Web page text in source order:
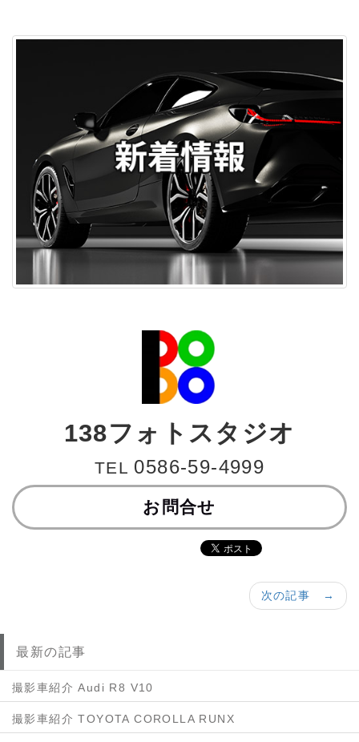
138フォトスタジオ
TEL 0586-59-4999
お問合せ
次の記事 →
最新の記事
撮影車紹介 Audi R8 V10
撮影車紹介 TOYOTA COROLLA RUNX